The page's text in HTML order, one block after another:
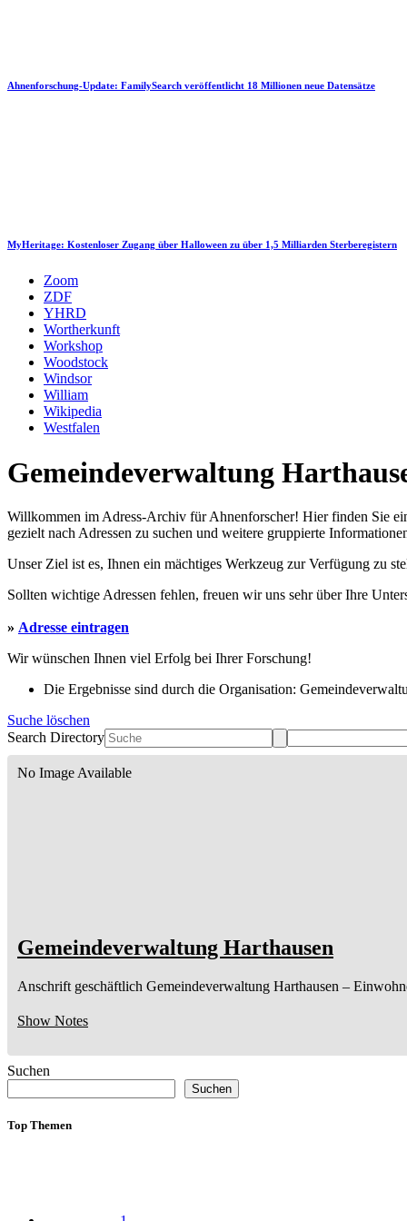
Ahnenforschung-Update: FamilySearch veröffentlicht 18 Millionen neue Datensätze
MyHeritage: Kostenloser Zugang über Halloween zu über 1,5 Milliarden Sterberegistern
Zoom
ZDF
YHRD
Wortherkunft
Workshop
Woodstock
Windsor
William
Wikipedia
Westfalen
Gemeindeverwaltung
Willkommen im Adress-Archiv für Ahnenforscher! Hier finden Sie
gezielt nach Adressen zu suchen und weitere gruppierte
Unser Ziel ist es, Ihnen ein mächtiges Werkzeug zur Verfügung zu
Sollten wichtige Adressen fehlen, freuen wir uns sehr über Ihre
» Adresse eintragen
Wir wünschen Ihnen viel Erfolg bei Ihrer Forschung!
Die Ergebnisse sind durch die Organisation:
Suche löschen
Search Directory
No Image Available
Gemeindeverwaltung Harthausen
Anschrift geschäftlich Gemeindeverwaltung Harthausen –
Show Notes
Suchen
Suchen
Top Themen